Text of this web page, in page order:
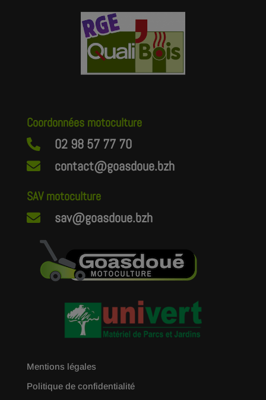
Coordonnées motoculture
 02 98 57 77 70
 contact@goasdoue.bzh
SAV motoculture
 sav@goasdoue.bzh
Mentions légales
Politique de confidentialité